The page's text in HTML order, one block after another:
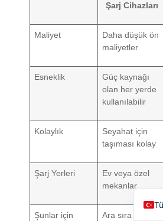
Şarj Cihazları
Maliyet
Daha düşük ön
maliyetler
Esneklik
Güç kaynağı
olan her yerde
kullanılabilir
Kolaylık
Seyahat için
taşıması kolay
Şarj Yerleri
Ev veya özel
mekanlar
Şunlar için Ara sıra